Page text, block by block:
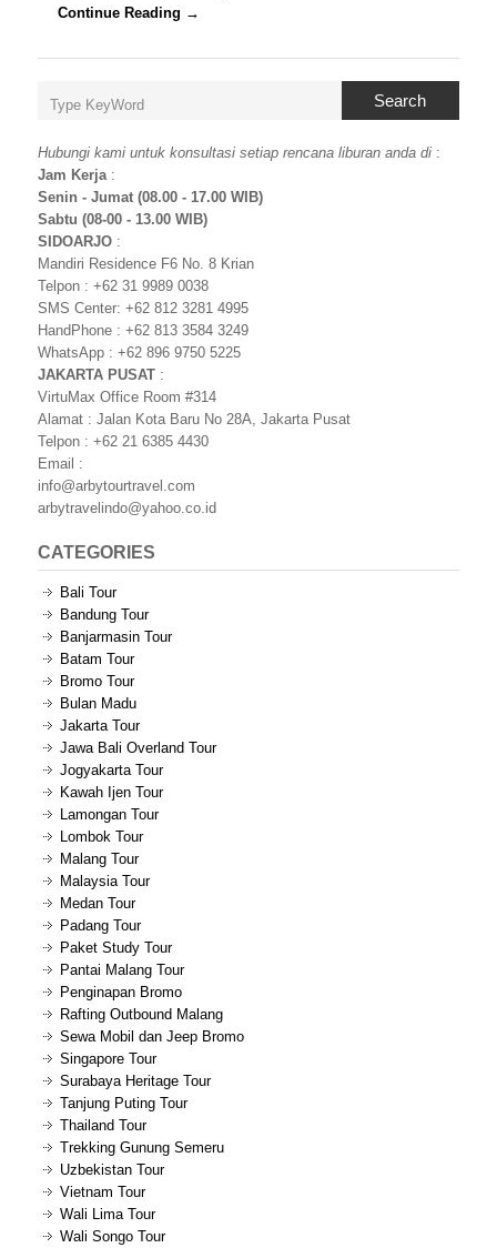
Continue Reading →
Search
Hubungi kami untuk konsultasi setiap rencana liburan anda di :
Jam Kerja:
Senin - Jumat (08.00 - 17.00 WIB)
Sabtu (08-00 - 13.00 WIB)
SIDOARJO :
Mandiri Residence F6 No. 8 Krian
Telpon : +62 31 9989 0038
SMS Center: +62 812 3281 4995
HandPhone : +62 813 3584 3249
WhatsApp : +62 896 9750 5225
JAKARTA PUSAT :
VirtuMax Office Room #314
Alamat : Jalan Kota Baru No 28A, Jakarta Pusat
Telpon : +62 21 6385 4430
Email :
info@arbytourtravel.com
arbytravelindo@yahoo.co.id
CATEGORIES
Bali Tour
Bandung Tour
Banjarmasin Tour
Batam Tour
Bromo Tour
Bulan Madu
Jakarta Tour
Jawa Bali Overland Tour
Jogyakarta Tour
Kawah Ijen Tour
Lamongan Tour
Lombok Tour
Malang Tour
Malaysia Tour
Medan Tour
Padang Tour
Paket Study Tour
Pantai Malang Tour
Penginapan Bromo
Rafting Outbound Malang
Sewa Mobil dan Jeep Bromo
Singapore Tour
Surabaya Heritage Tour
Tanjung Puting Tour
Thailand Tour
Trekking Gunung Semeru
Uzbekistan Tour
Vietnam Tour
Wali Lima Tour
Wali Songo Tour